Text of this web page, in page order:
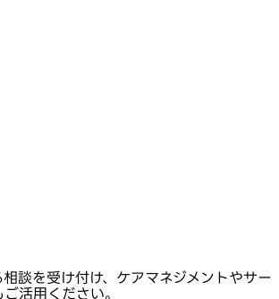
談を受け付け、ケアマネジメントやサー
活用ください。